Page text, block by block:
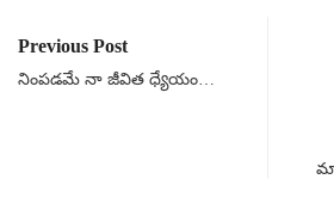
Previous Post
నింపడమే నా జీవిత ధ్యేయం…